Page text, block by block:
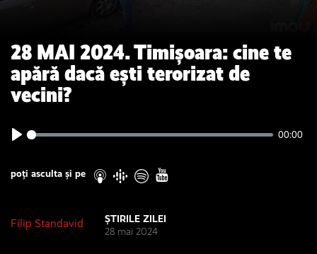
28 MAI 2024. Timișoara: cine te
apără dacă ești terorizat de
vecini?
00:00
poți asculta și pe
Filip Standavid
ȘTIRILE ZILEI
28 mai 2024